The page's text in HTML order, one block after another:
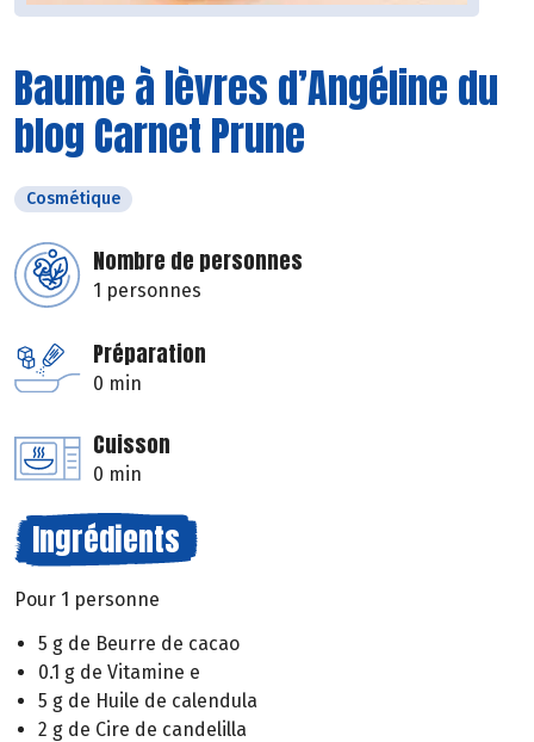
Baume à lèvres d’Angéline du
blog Carnet Prune
Cosmétique
Nombre de personnes
1 personnes
Préparation
0 min
Cuisson
0 min
Ingrédients
Pour 1 personne
5 g de Beurre de cacao
0.1 g de Vitamine e
5 g de Huile de calendula
2 g de Cire de candelilla